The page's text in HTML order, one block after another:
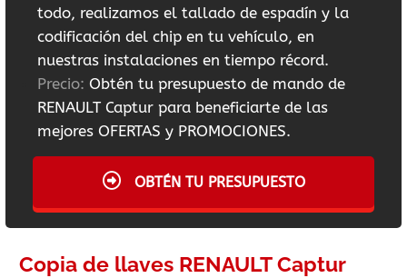
todo, realizamos el tallado de espadín y la
codificación del chip en tu vehículo, en
nuestras instalaciones en tiempo récord.
Precio: Obtén tu presupuesto de mando de
RENAULT Captur para beneficiarte de las
mejores OFERTAS y PROMOCIONES.
OBTÉN TU PRESUPUESTO
Copia de llaves RENAULT Captur